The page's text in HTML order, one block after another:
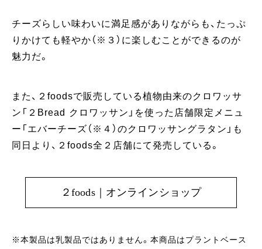
チーズらしい味わいに満足感がありながらも、たっぷ
りかけても軽やか（※３）に楽しむことができるのが
魅力だ。
また、２foodsで販売している植物由来のクロワッサ
ン「２Bread クロワッサン」を使った店舗限定メニュ
ー「エバーチーズ（※４）のクロワッサングラタン」も
同日より、２foods全２店舗にて発売している。
２foods｜オンラインショップ
※本製品は乳製品ではありません。本商品はプラントベース